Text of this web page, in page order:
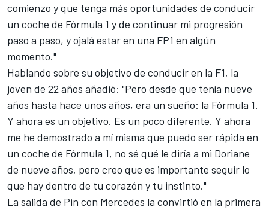
comienzo y que tenga más oportunidades de conducir
un coche de Fórmula 1 y de continuar mi progresión
paso a paso, y ojalá estar en una FP1 en algún
momento."
Hablando sobre su objetivo de conducir en la F1, la
joven de 22 años añadió: "Pero desde que tenía nueve
años hasta hace unos años, era un sueño: la Fórmula 1.
Y ahora es un objetivo. Es un poco diferente. Y ahora
me he demostrado a mí misma que puedo ser rápida en
un coche de Fórmula 1, no sé qué le diría a mi Doriane
de nueve años, pero creo que es importante seguir lo
que hay dentro de tu corazón y tu instinto."
La salida de Pin con Mercedes la convirtió en la primera